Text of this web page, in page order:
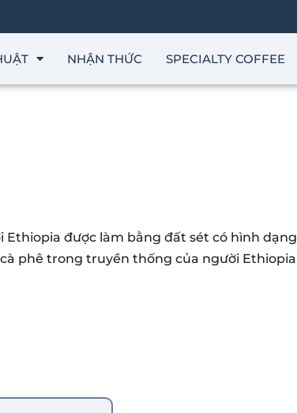
NHẬN THỨC SPECIALTY COFFEE
được làm bằng đất sét có hình dạng
phê trong truyền thống của người Ethiopia